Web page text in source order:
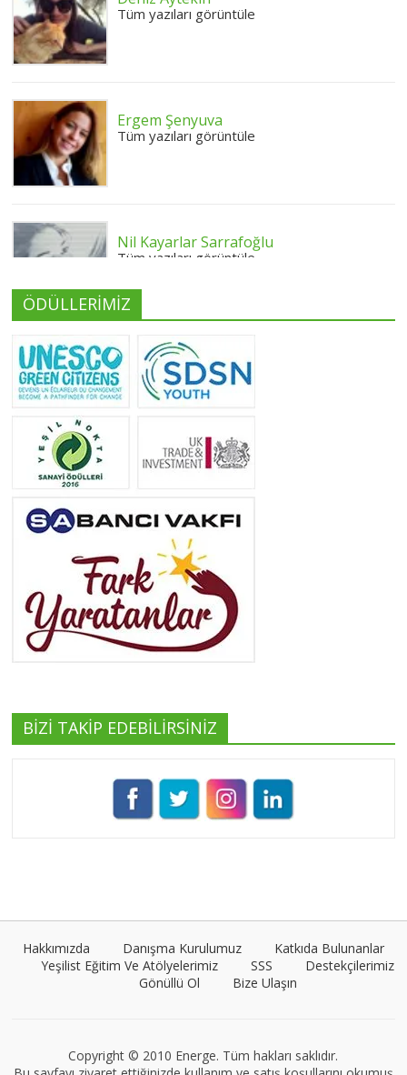
Tüm yazıları görüntüle
Ergem Şenyuva
Tüm yazıları görüntüle
Nil Kayarlar Sarrafoğlu
Tüm yazıları görüntüle
Yeliz Yılmaz
Tüm yazıları görüntüle
Yeşilist
Tüm yazıları görüntüle
ÖDÜLLERİMİZ
BİZİ TAKİP EDEBİLİRSİNİZ
Hakkımızda Danışma Kurulumuz
Katkıda Bulunanlar
Yeşilist Eğitim Ve Atölyelerimiz
SSS
Destekçilerimiz
Gönüllü Ol
Bize Ulaşın
Copyright © 2010 Energe. Tüm hakları saklıdır.